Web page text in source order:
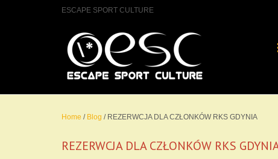
ESCAPE SPORT CULTURE
Home / Blog / REZERWCJA DLA CZŁONKÓW RKS GDYNIA
REZERWCJA DLA CZŁONKÓW RKS